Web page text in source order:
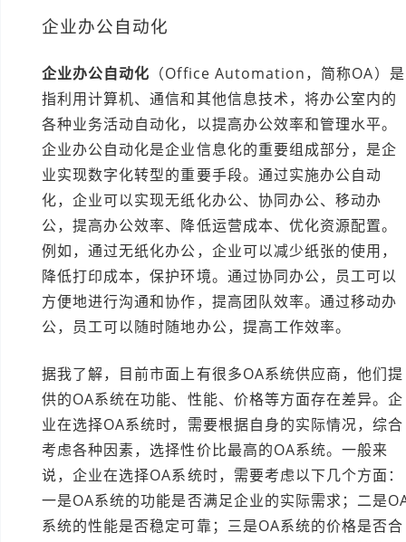
企业办公自动化
企业办公自动化 （Office Automation，简称OA）是
指利用计算机、通信和其他信息技术，将办公室内的
各种业务活动自动化，以提高办公效率和管理水平。
企业办公自动化是企业信息化的重要组成部分，是企
业实现数字化转型的重要手段。通过实施办公自动
化，企业可以实现无纸化办公、协同办公、移动办
公，提高办公效率、降低运营成本、优化资源配置。
例如，通过无纸化办公，企业可以减少纸张的使用，
降低打印成本，保护环境。通过协同办公，员工可以
方便地进行沟通和协作，提高团队效率。通过移动办
公，员工可以随时随地办公，提高工作效率。
据我了解，目前市面上有很多OA系统供应商，他们提
供的OA系统在功能、性能、价格等方面存在差异。企
业在选择OA系统时，需要根据自身的实际情况，综合
考虑各种因素，选择性价比最高的OA系统。一般来
说，企业在选择OA系统时，需要考虑以下几个方面：
一是OA系统的功能是否满足企业的实际需求；二是
系统的性能是否稳定可靠；三是OA系统的价格是否合